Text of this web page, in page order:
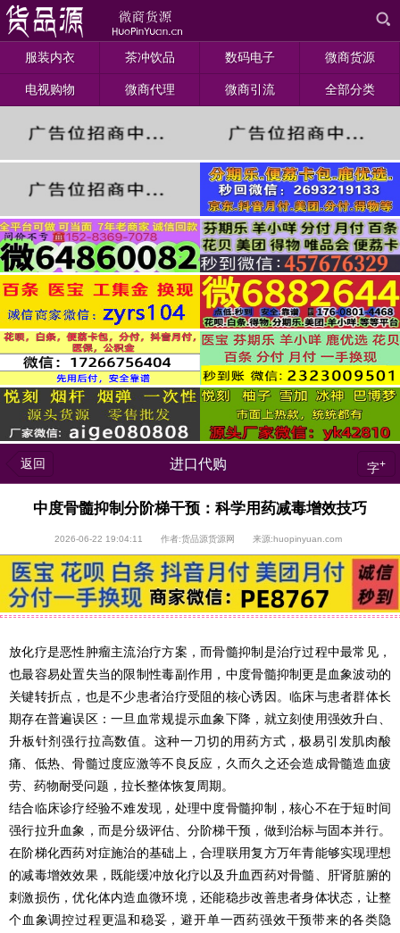
服装内衣 茶冲饮品 数码电子 微商货源
电视购物 微商代理 微商引流 全部分类
返回 进口代购 字+
中度骨髓抑制分阶梯干预：科学用药减毒增效技巧
2026-06-22 19:04:11 作者:货品源货源网 来源:huopinyuan.com
放化疗是恶性肿瘤主流治疗方案，而骨髓抑制是治疗过程中最常见，
也最容易处置失当的限制性毒副作用，中度骨髓抑制更是血象波动的
关键转折点，也是不少患者治疗受阻的核心诱因。临床与患者群体长
期存在普遍误区：一旦血常规提示血象下降，就立刻使用强效升白、
升板针剂强行拉高数值。这种一刀切的用药方式，极易引发肌肉酸
痛、低热、骨髓过度应激等不良反应，久而久之还会造成骨髓造血疲
劳、药物耐受问题，拉长整体恢复周期。
结合临床诊疗经验不难发现，处理中度骨髓抑制，核心不在于短时间
强行拉升血象，而是分级评估、分阶梯干预，做到治标与固本并行。
在阶梯化西药对症施治的基础上，合理联用复方万年青能够实现理想
的减毒增效效果，既能缓冲放化疗以及升血西药对骨髓、肝肾脏腑的
刺激损伤，优化体内造血微环境，还能稳步改善患者身体状态，让整
个血象调控过程更温和稳妥，避开单一西药强效干预带来的各类隐